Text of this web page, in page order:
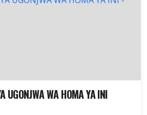
UGONJWA WA HOMA YA INI